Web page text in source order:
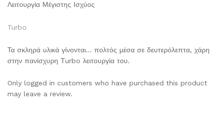
Λειτουργία Μέγιστης Ισχύος
Turbo
Τα σκληρά υλικά γίνονται… πολτός μέσα σε δευτερόλεπτα, χάρη
στην πανίσχυρη Τurbo λειτουργία του.
Only logged in customers who have purchased this product
may leave a review.